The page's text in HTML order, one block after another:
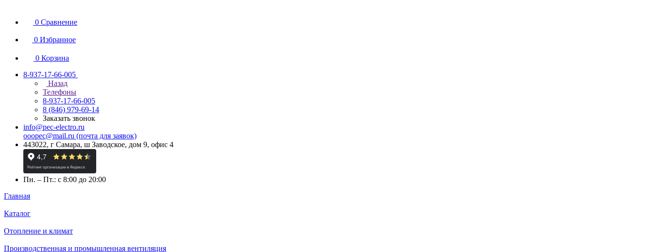
0 Сравнение
0 Избранное
0 Корзина
8-937-17-66-005
Назад
Телефоны
8-937-17-66-005
8 (846) 979-69-14
Заказать звонок
info@pec-electro.ru
ooopec@mail.ru (почта для заявок)
443022, г Самара, ш Заводское, дом 9, офис 4
Пн. – Пт.: с 8:00 до 20:00
Главная
Каталог
Отопление и климат
Производственная и промышленная вентиляция